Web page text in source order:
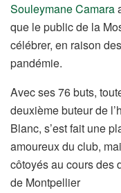
Souleymane Camara
que le public de la
célébrer, en raison
pandémie.
Avec ses 76 buts,
deuxième buteur de
Blanc, s’est fait une
amoureux du club,
côtoyés au cours des
de Montpellier